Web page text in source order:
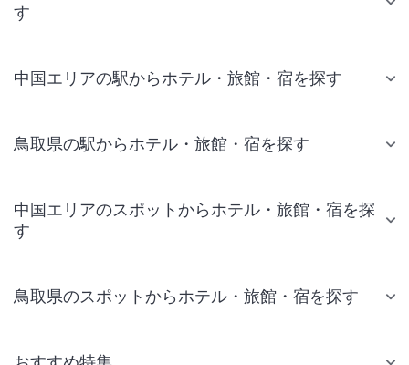
す
中国エリアの駅からホテル・旅館・宿を探す
鳥取県の駅からホテル・旅館・宿を探す
中国エリアのスポットからホテル・旅館・宿を探
す
鳥取県のスポットからホテル・旅館・宿を探す